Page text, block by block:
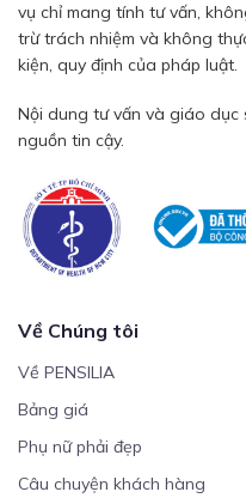
vụ chỉ mang tính tư vấn,
trừ trách nhiệm và không
kiện, quy định của pháp luật.
Nội dung tư vấn và giáo dục
nguồn tin cậy.
Về Chúng tôi
Về PENSILIA
Bảng giá
Phụ nữ phải đẹp
Câu chuyện khách hàng